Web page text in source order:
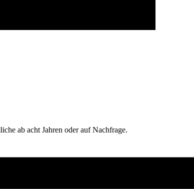
ab acht Jahren oder auf Nachfrage.